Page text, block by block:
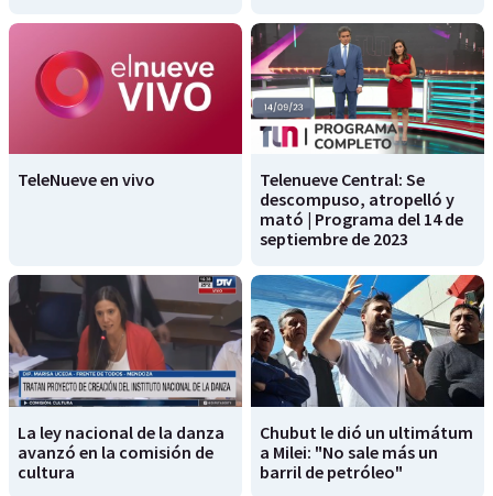
TeleNueve en vivo
Telenueve Central: Se
descompuso, atropelló y
mató | Programa del 14 de
septiembre de 2023
La ley nacional de la danza
avanzó en la comisión de
cultura
Chubut le dió un ultimátum
a Milei: "No sale más un
barril de petróleo"